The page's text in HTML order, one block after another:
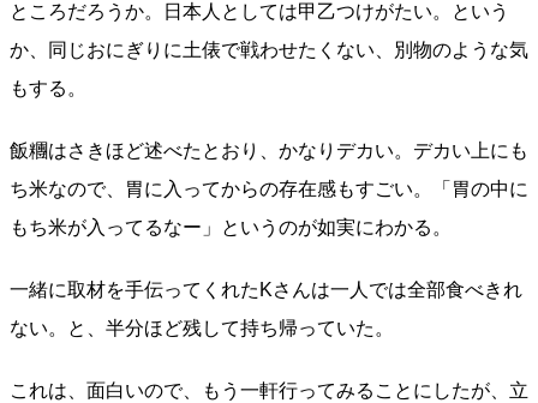
ところだろうか。日本人としては甲乙つけがたい。という
か、同じおにぎりに土俵で戦わせたくない、別物のような気
もする。
飯糰はさきほど述べたとおり、かなりデカい。デカい上にも
ち米なので、胃に入ってからの存在感もすごい。「胃の中に
もち米が入ってるなー」というのが如実にわかる。
一緒に取材を手伝ってくれたKさんは一人では全部食べきれ
ない。と、半分ほど残して持ち帰っていた。
これは、面白いので、もう一軒行ってみることにしたが、立